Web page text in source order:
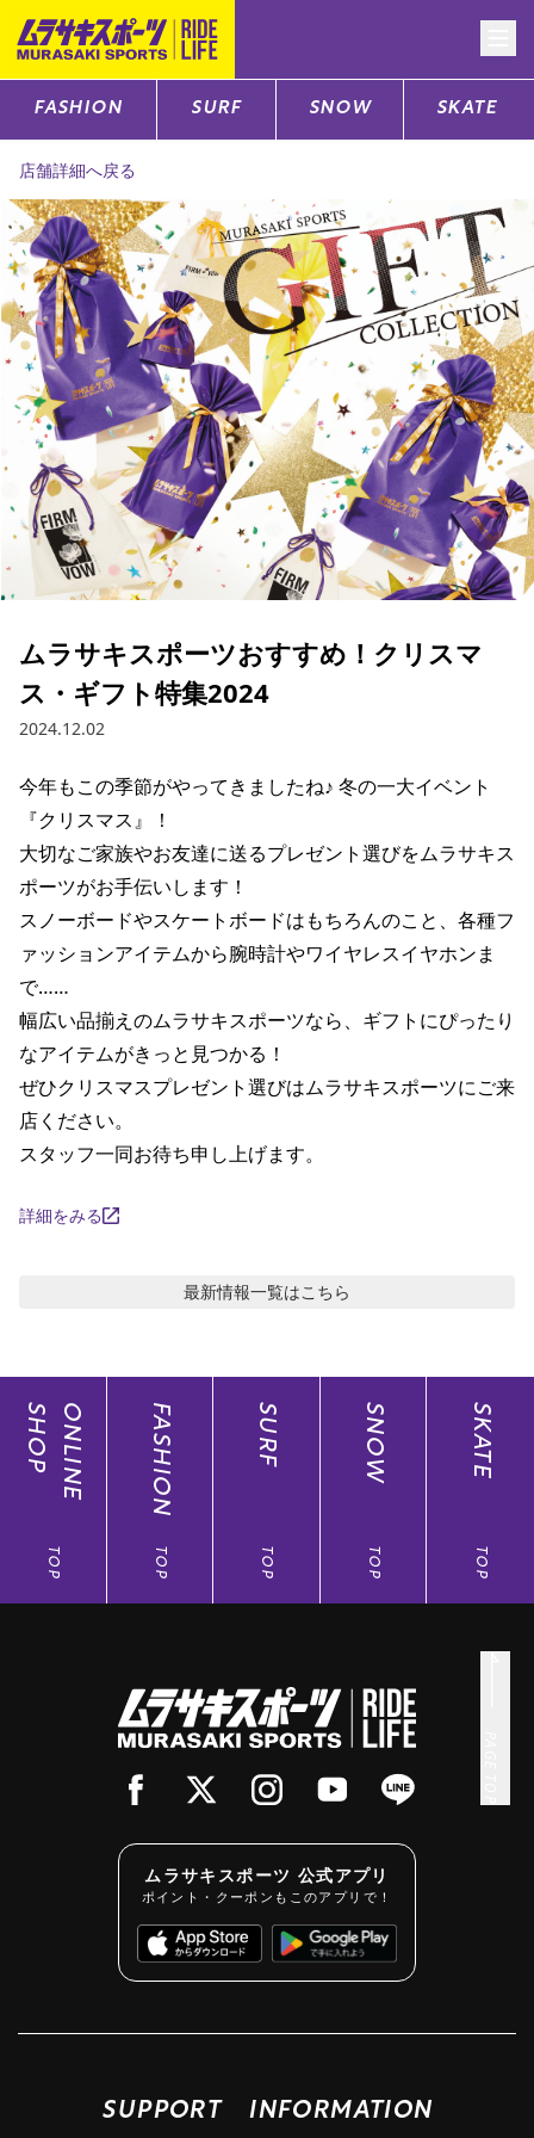
CATEGORY
サーフTOP
スノーTOP
スケートTOP
CONTENTS
ブランド一覧
特集一覧
SUPPORT
ご利用ガイド
会員ランク
アフターサポート
ムラサキスポーツ 公式アプリ
ポイント・クーポンもこのアプリで！
FASHION SURF SNOW SKATE
店舗詳細へ戻る
ムラサキスポーツおすすめ！クリスマ
ス・ギフト特集2024
2024.12.02
今年もこの季節がやってきましたね♪ 冬の一大イベント
『クリスマス』！
大切なご家族やお友達に送るプレゼント選びをムラサキス
ポーツがお手伝いします！
スノーボードやスケートボードはもちろんのこと、各種フ
ァッションアイテムから腕時計やワイヤレスイヤホンま
で……
幅広い品揃えのムラサキスポーツなら、ギフトにぴったり
なアイテムがきっと見つかる！
ぜひクリスマスプレゼント選びはムラサキスポーツにご来
店ください。
スタッフ一同お待ち申し上げます。
詳細をみる
最新情報一覧はこちら
ONLINE
SHOP
TOP
FASHION
TOP
SURF
TOP
SNOW
TOP
SKATE
TOP
ムラサキスポーツ 公式アプリ
ポイント・クーポンもこのアプリで！
SUPPORT INFORMATION